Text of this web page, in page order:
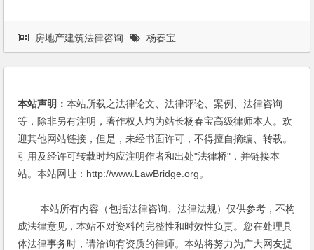
房地产建筑法律咨询 杨春宝
本站声明：本站所载之法律论文、法律评论、案例、法律咨询
等，除非另有注明，著作权人均为站长杨春宝高级律师本人。欢
迎其他网站链接，但是，未经书面许可，不得擅自摘编、转载。
引用及经许可转载时均应注明作者和出处"法律桥"，并链接本
站。本站网址：http://www.LawBridge.org。
本站所有内容（包括法律咨询、法律法规）仅供参考，不构
成法律意见，本站不对资料的完整性和时效性负责。您在处理具
体法律事务时，请洽询有资质的律师。本站将努力为广大网友提